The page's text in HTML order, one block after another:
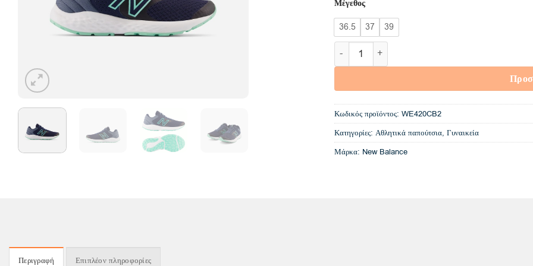
Μέγεθος
36.5 37 39
WE420CB2 New Balance WIDE Running Shoes
Κωδικός προϊόντος: WE420CB2
Κατηγορίες: Αθλητικά παπούτσια, Γυναικεία
Μάρκα: New Balance
Περιγραφή Επιπλέον πληροφορίες